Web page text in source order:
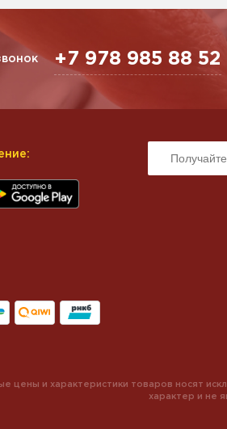
+7 978 985 88 52
цены и характеристики товаров носят
характер и не